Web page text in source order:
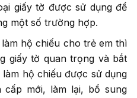
giấy tờ được sử dụng để
một số trường hợp.
hộ chiếu cho trẻ em thì
giấy tờ quan trọng và bắt
hộ chiếu được sử dụng
mới, làm lại, bổ sung
vấn
tôi